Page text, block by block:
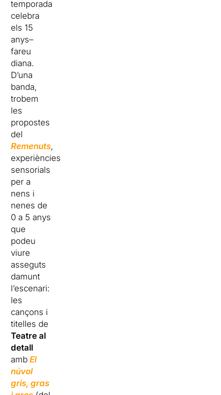
temporada
celebra
els 15
anys–
fareu
diana.
D’una
banda,
trobem
les
propostes
del
Remenuts,
experiències
sensorials
per a
nens i
nenes de
0 a 5 anys
que
podeu
viure
asseguts
damunt
l’escenari:
les
cançons i
titelles de
Teatre al
detall
amb El
núvol
gris, gras